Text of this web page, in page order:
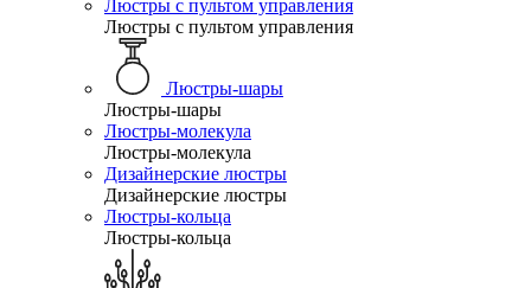
Люстры с пультом управления
Люстры с пультом управления
Люстры-шары
Люстры-шары
Люстры-молекула
Люстры-молекула
Дизайнерские люстры
Дизайнерские люстры
Люстры-кольца
Люстры-кольца